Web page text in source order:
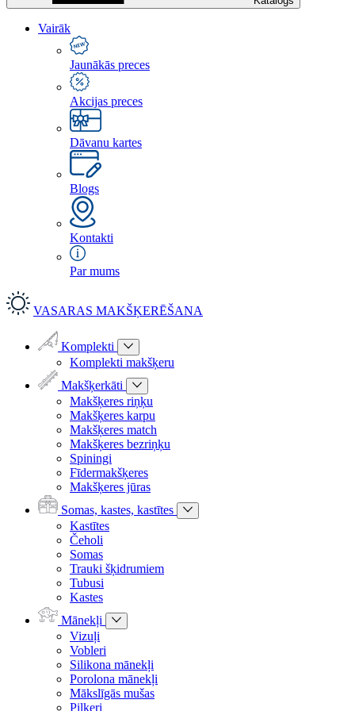
Vairāk
Jaunākās preces
Akcijas preces
Dāvanu kartes
Blogs
Kontakti
Par mums
VASARAS MAKŠĶERĒŠANA
Komplekti
Komplekti makšķeru
Makšķerkāti
Makšķeres riņķu
Makšķeres karpu
Makšķeres match
Makšķeres bezriņķu
Spiningi
Fīdermakšķeres
Makšķeres jūras
Somas, kastes, kastītes
Kastītes
Čeholi
Somas
Trauki šķidrumiem
Tubusi
Kastes
Mānekļi
Vizuļi
Vobleri
Silikona mānekļi
Porolona mānekļi
Mākslīgās mušas
Pilkeri